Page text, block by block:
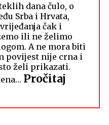
dana čulo, o
Srba i Hrvata,
čak i
ili ne želimo
A ne mora biti
povijest nije crna i
želi prikazati.
Pročitaj